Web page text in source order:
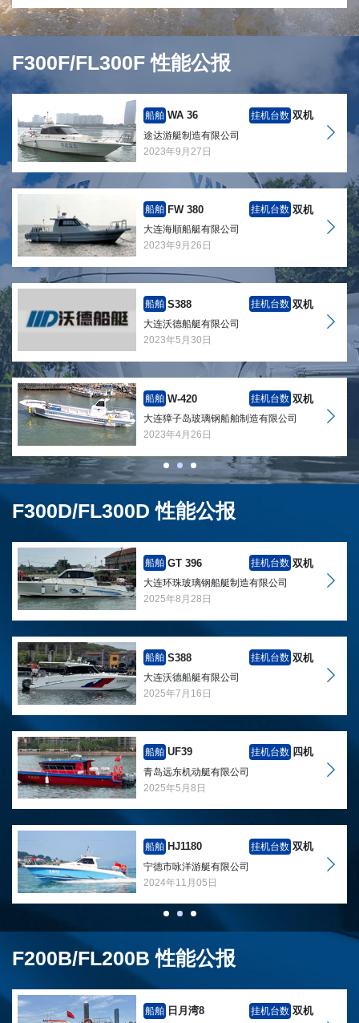
F300F/FL300F 性能公报
船舶 WA 36 挂机台数 双机
途达游艇制造有限公司
2023年9月27日
船舶 FW 380 挂机台数 双机
大连海順船艇有限公司
2023年9月26日
船舶 S388 挂机台数 双机
大连沃德船艇有限公司
2023年5月30日
船舶 W-420 挂机台数 双机
大连獐子岛玻璃钢船舶制造有限公司
2023年4月26日
F300D/FL300D 性能公报
船舶 GT 396 挂机台数 双机
大连环珠玻璃钢船艇制造有限公司
2025年8月28日
船舶 S388 挂机台数 双机
大连沃德船艇有限公司
2025年7月16日
船舶 UF39 挂机台数 四机
青岛远东机动艇有限公司
2025年5月8日
船舶 HJ1180 挂机台数 双机
宁德市咏洋游艇有限公司
2024年11月05日
F200B/FL200B 性能公报
船舶 日月湾8 挂机台数 双机